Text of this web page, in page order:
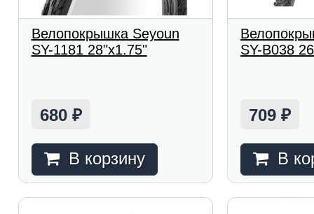
Велопокрышка Seyoun
SY-1181 28"x1.75"
680 ₽
В корзину
SY-B038
709₽
В